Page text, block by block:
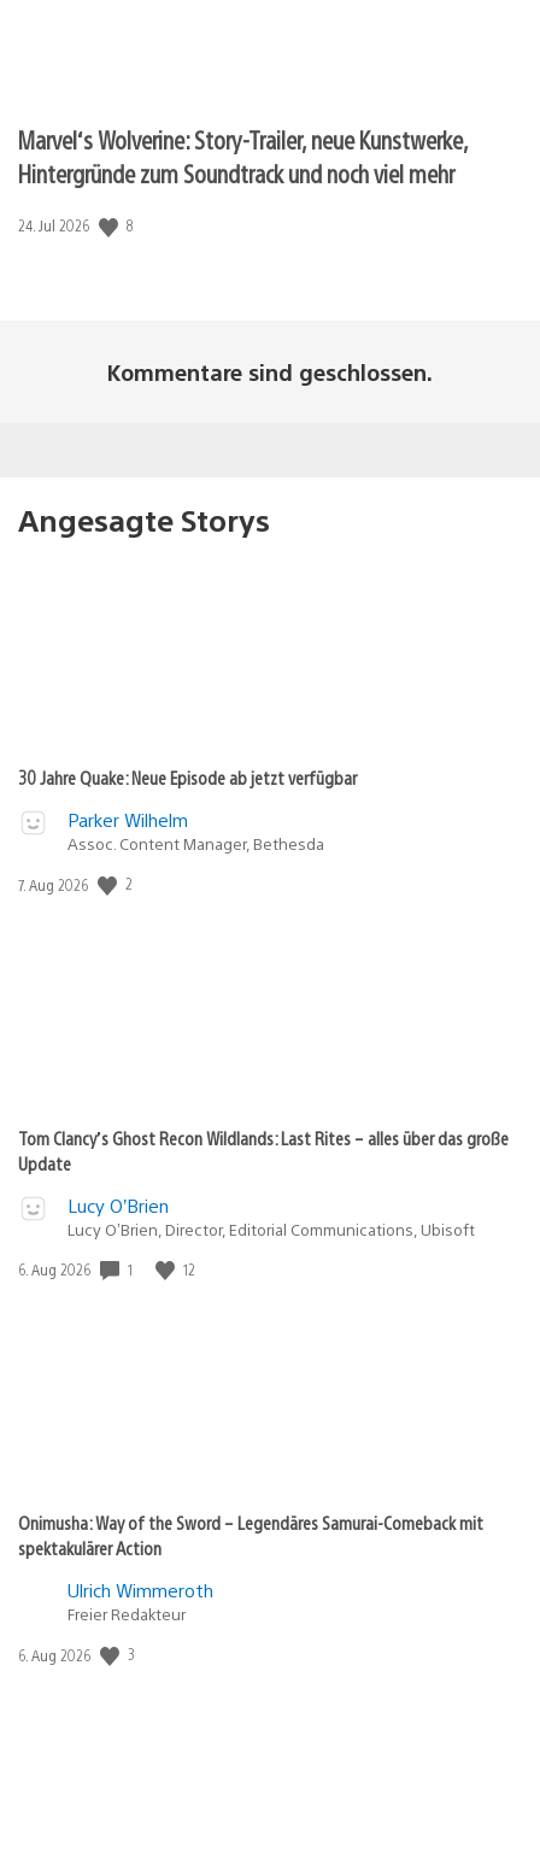
Marvel‘s Wolverine: Story-Trailer, neue Kunstwerke,
Hintergründe zum Soundtrack und noch viel mehr
Veröffentlichungsdatum:
24. Jul 2026 8
Kommentare sind geschlossen.
Angesagte Storys
30 Jahre Quake: Neue Episode ab jetzt verfügbar
Parker Wilhelm
Assoc. Content Manager, Bethesda
Veröffentlichungsdatum:
7. Aug 2026 2
Tom Clancy’s Ghost Recon Wildlands: Last Rites – alles über das große
Update
Lucy O’Brien
Lucy O’Brien, Director, Editorial Communications, Ubisoft
Veröffentlichungsdatum:
6. Aug 2026 1 12
Onimusha: Way of the Sword – Legendäres Samurai-Comeback mit
spektakulärer Action
Ulrich Wimmeroth
Freier Redakteur
Veröffentlichungsdatum:
6. Aug 2026 3